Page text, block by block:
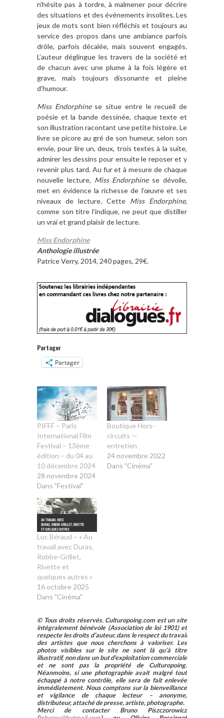
n’hésite pas à tordre, à malmener pour décrire
des situations et des événements insolites. Les
jeux de mots sont bien réfléchis et toujours au
service des propos dans une ambiance parfois
drôle, parfois décalée, mais souvent engagés.
L’auteur déglingue les travers de la société et
de chacun avec une plume à la fois légère et
grave, mais toujours dissonante et pleine
d’humour.
Miss Endorphinese situe entre le recueil de
poésie et la bande dessinée, chaque texte et
son illustration racontant une petite histoire. Le
livre se picore au gré de son humeur, selon son
envie, pour lire un, deux, trois textes à la suite,
admirer les dessins pour ensuite le reposer et y
revenir plus tard. Au fur et à mesure de chaque
nouvelle lecture, Miss Endorphinese dévoile,
met en évidence la richesse de l’œuvre et ses
niveaux de lecture. Cette Miss Endorphine,
comme son titre l’indique, ne peut que distiller
un vrai et grand plaisir de lecture.
Miss Endorphine
Anthologie illustrée
Patrice Verry, 2014, 240 pages, 29€.
Partager
Partager
PIFFF – Paris
International Film
Festival – 13ème
édition – du 04 au
10 décembre 2024
28 novembre 2024
Dans "Festival"
Boutique Hors-
circuits —
entretien
24 novembre 2022
Dans "Cinéma"
Luc Béraud – « Au
travail avec Duras,
Robbe-Grillet,
Rivette et
quelques autres »
16 octobre 2025
Dans "Cinéma"
© Tous droits réservés. Culturopoing.com est un site
intégralement bénévole (Association de loi 1901) et
respecte les droits d’auteur, dans le respect du travail
des artistes que nous cherchons à valoriser. Les
photos visibles sur le site ne sont là qu’à titre
illustratif, non dans un but d’exploitation commerciale
et ne sont pas la propriété de Culturopoing.
Néanmoins, si une photographie avait malgré tout
échappé à notre contrôle, elle sera de fait enlevée
immédiatement. Nous comptons sur la bienveillance
et vigilance de chaque lecteur – anonyme,
distributeur, attaché de presse, artiste, photographe.
Merci de contacter Bruno Piszczorowicz